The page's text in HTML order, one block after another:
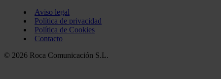
Aviso legal
Política de privacidad
Política de Cookies
Contacto
© 2026 Roca Comunicación S.L.